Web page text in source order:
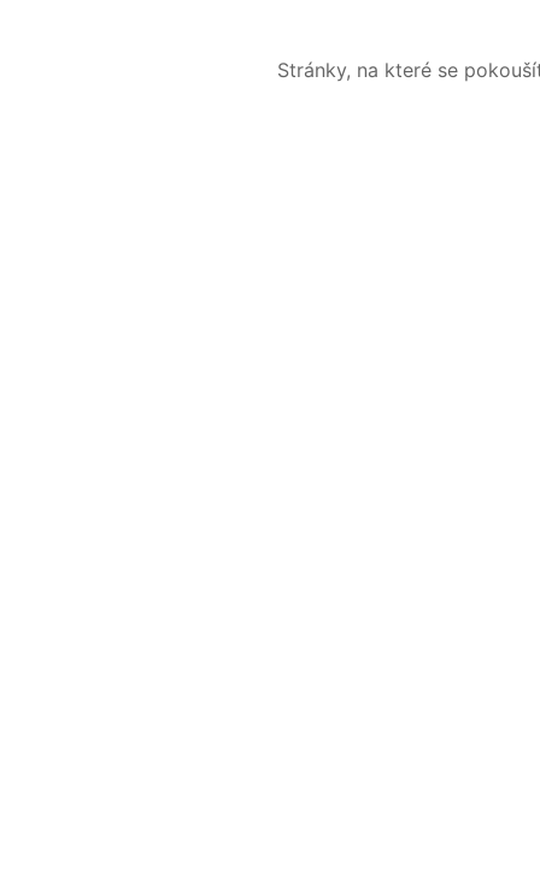
Stránky, na které se